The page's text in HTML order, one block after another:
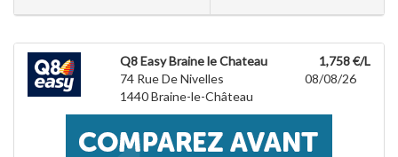
Q8 Easy Braine le Chateau
74 Rue De Nivelles
1440Braine-le-Château
1,758 €/L
08/08/26